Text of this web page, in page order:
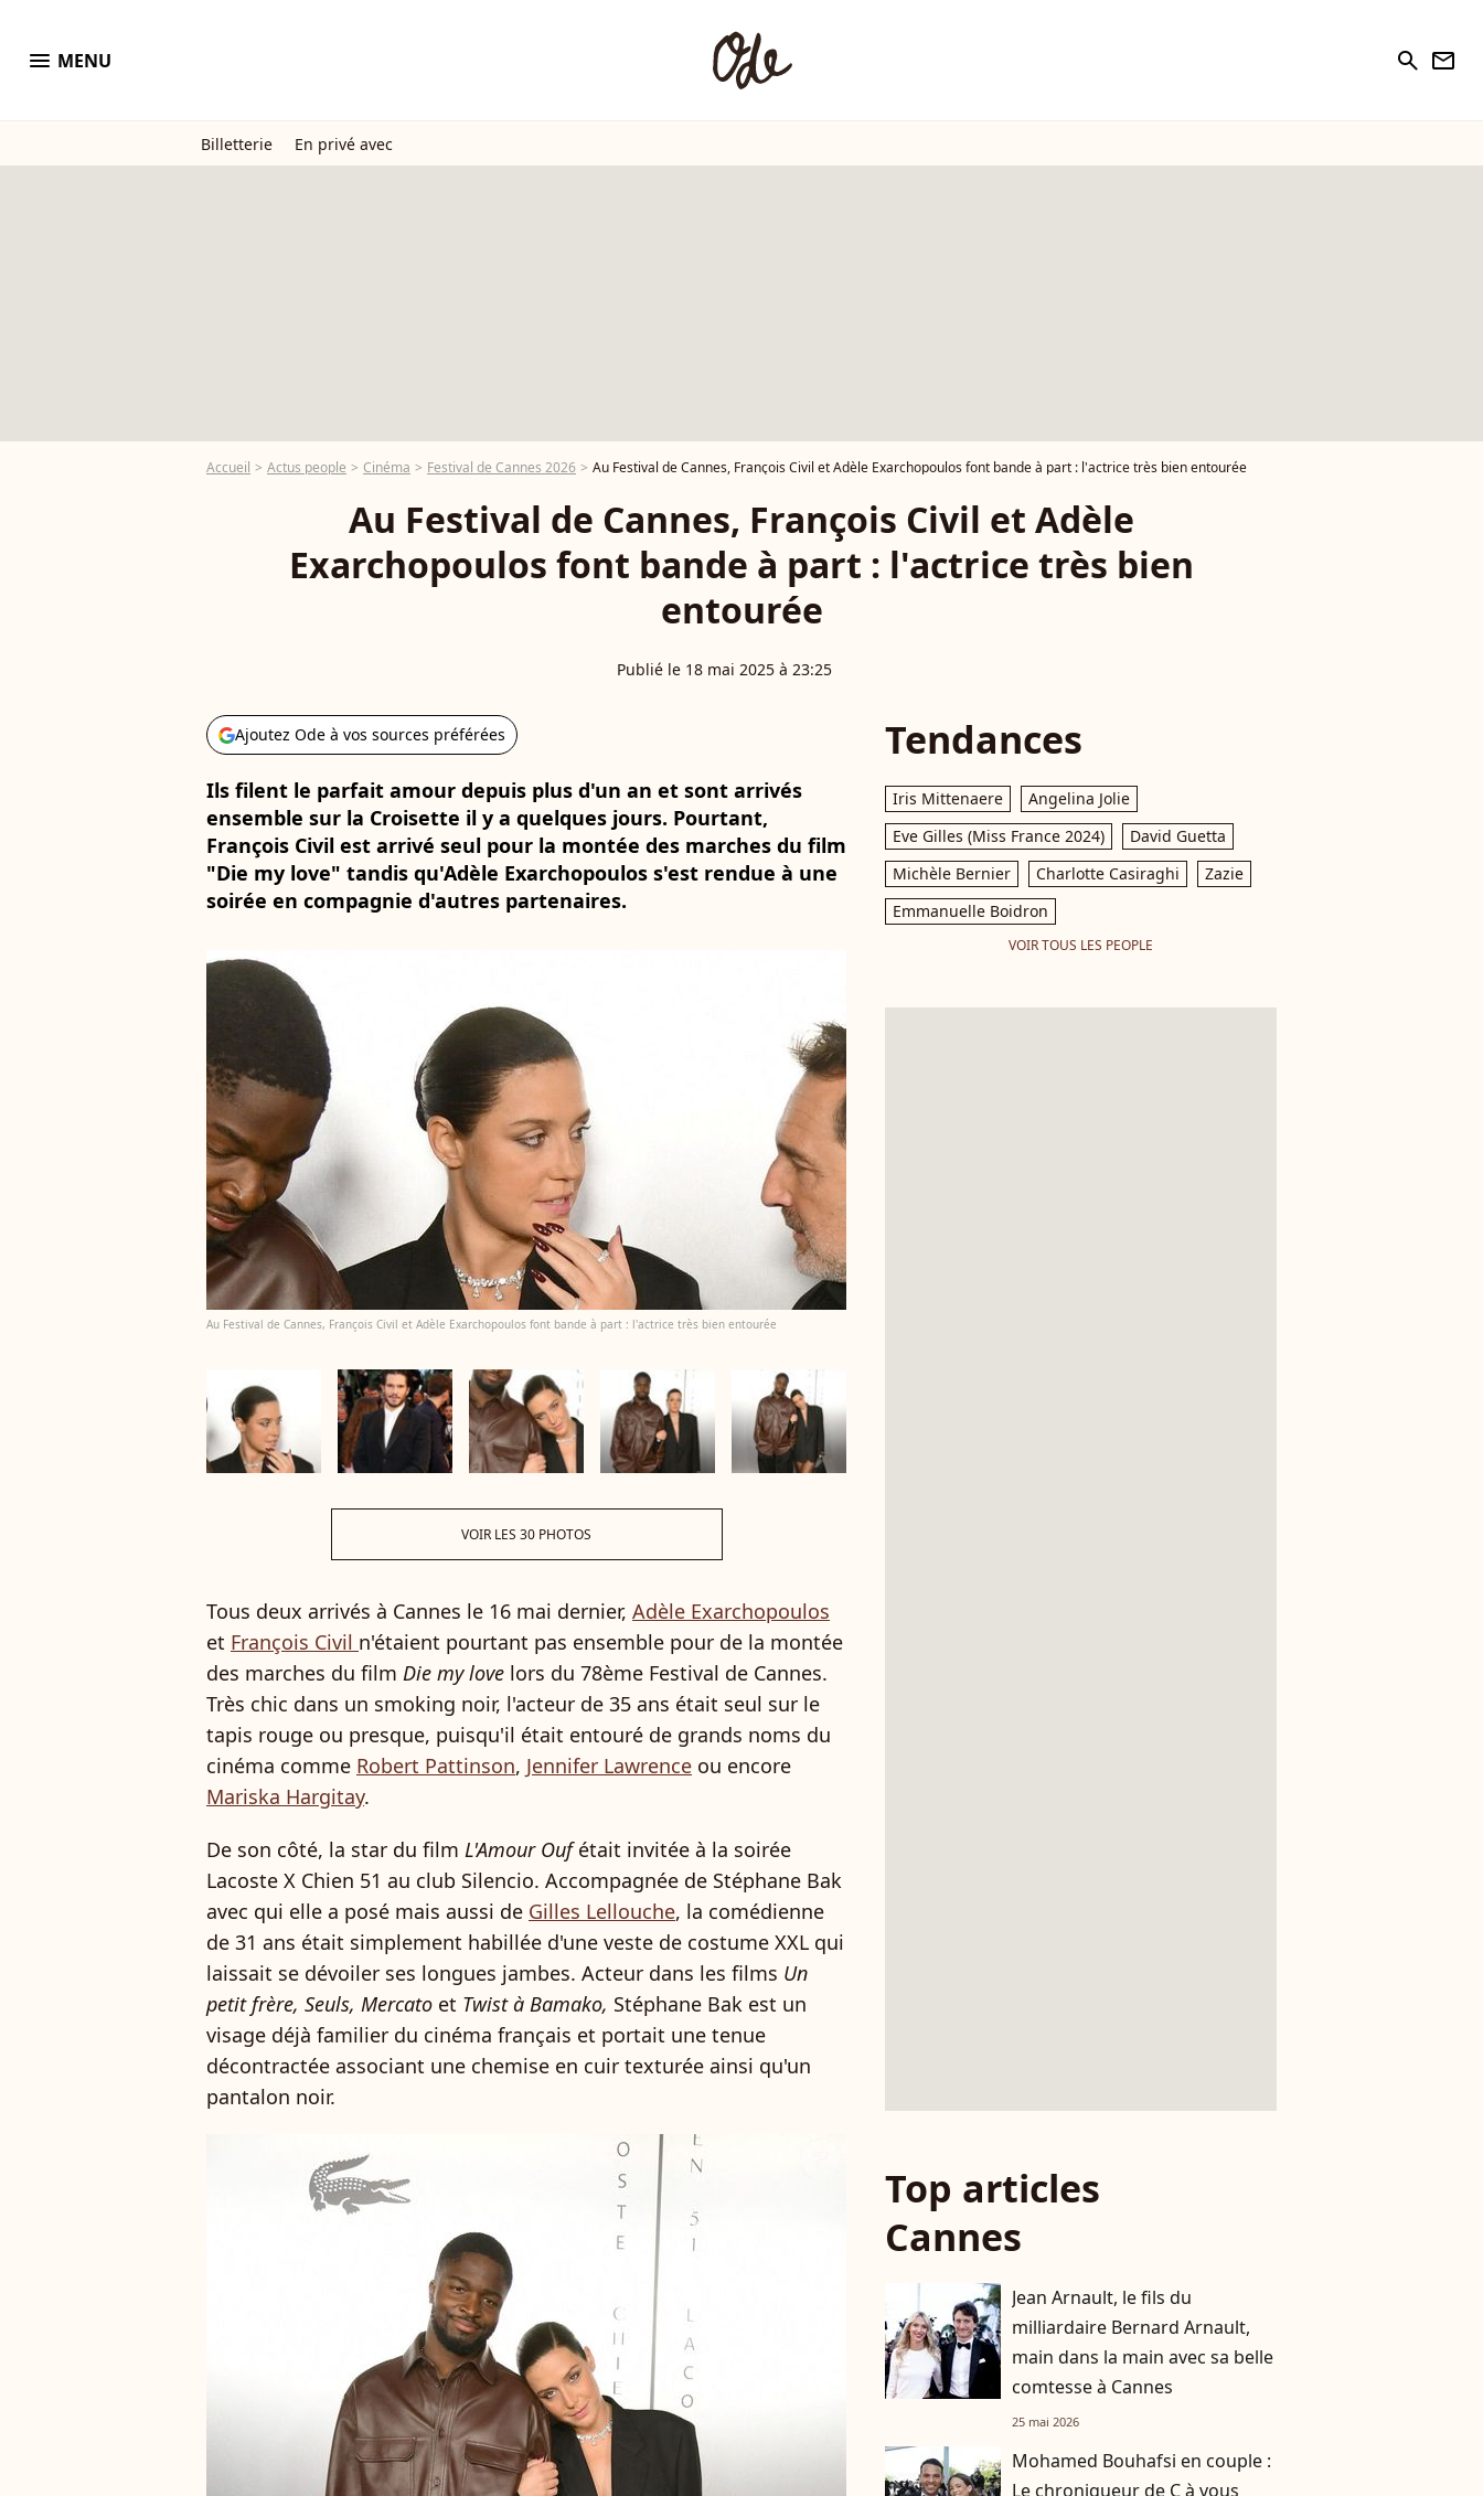
menu MENU search newsletter
Billetterie En privé avec
Accueil Actus people Cinéma Festival de Cannes 2026 Au Festival de Cannes, François Civil et Adèle Exarchopoulos font bande à part : l'actrice très bien entourée
Au Festival de Cannes, François Civil et Adèle
Exarchopoulos font bande à part : l'actrice très bien
entourée
Publié le 18 mai 2025 à 23:25
Ajoutez Ode à vos sources préférées
Ils filent le parfait amour depuis plus d'un an et sont arrivés
ensemble sur la Croisette il y a quelques jours. Pourtant,
François Civil est arrivé seul pour la montée des marches du film
"Die my love" tandis qu'Adèle Exarchopoulos s'est rendue à une
soirée en compagnie d'autres partenaires.
Au Festival de Cannes, François Civil et Adèle Exarchopoulos font bande à part : l'actrice très bien entourée
VOIR LES 30 PHOTOS
Tous deux arrivés à Cannes le 16 mai dernier, Adèle Exarchopoulos
et François Civil n'étaient pourtant pas ensemble pour de la montée
des marches du film Die my love lors du 78ème Festival de Cannes.
Très chic dans un smoking noir, l'acteur de 35 ans était seul sur le
tapis rouge ou presque, puisqu'il était entouré de grands noms du
cinéma comme Robert Pattinson, Jennifer Lawrence ou encore
Mariska Hargitay.
De son côté, la star du film L'Amour Oufétait invitée à la soirée
Lacoste X Chien 51 au club Silencio. Accompagnée de Stéphane Bak
avec qui elle a posé mais aussi de Gilles Lellouche, la comédienne
de 31 ans était simplement habillée d'une veste de costume XXL qui
laissait se dévoiler ses longues jambes. Acteur dans les films Un
petit frère, Seuls, Mercato et Twist à Bamako, Stéphane Bak est un
visage déjà familier du cinéma français et portait une tenue
décontractée associant une chemise en cuir texturée ainsi qu'un
pantalon noir.
Tendances
Iris Mittenaere
Angelina Jolie
Eve Gilles (Miss France 2024)
David Guetta
Michèle Bernier
Charlotte Casiraghi
Zazie
Emmanuelle Boidron
VOIR TOUS LES PEOPLE
Top articles
Cannes
Jean Arnault, le fils du
milliardaire Bernard Arnault,
main dans la main avec sa belle
comtesse à Cannes
25 mai 2026
Mohamed Bouhafsi en couple :
Le chroniqueur de C à vous